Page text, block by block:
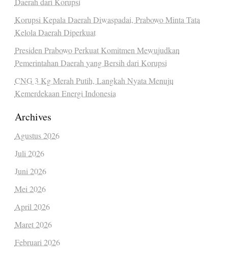
Korupsi Kepala Daerah Diwaspadai, Prabowo Minta Tata
Kelola Daerah Diperkuat
Presiden Prabowo Perkuat Komitmen Mewujudkan
Pemerintahan Daerah yang Bersih dari Korupsi
CNG 3 Kg Merah Putih, Langkah Nyata Menuju
Kemerdekaan Energi Indonesia
Archives
Agustus 2026
Juli 2026
Juni 2026
Mei 2026
April 2026
Maret 2026
Februari 2026